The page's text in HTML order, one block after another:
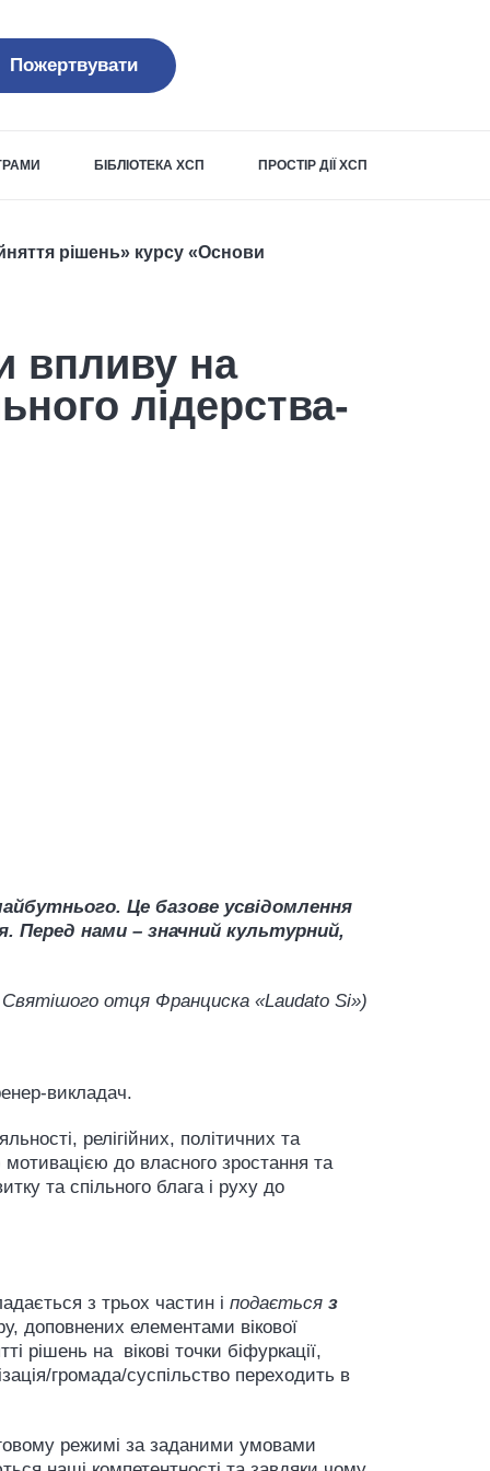
Пожертвувати
БІБЛІОТЕКА ХСП ПРОСТІР ДІЇ ХСП
рішень» курсу «Основи
впливу на
лідерства-
Це базове усвідомлення
Перед нами – значний культурний,
Святішого отця Франциска «Laudato Si»)
викладач.
релігійних, політичних та
мотивацією до власного зростання та
та спільного блага і руху до
з трьох частин і подається з
доповнених елементами вікової
рішень на вікові точки біфуркації,
громада/суспільство переходить в
режимі за заданими умовами